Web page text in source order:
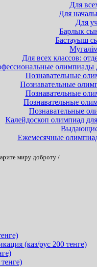
Для
Для
Для
Барлык
Бастауыш
Для всех классов:
олимпиады
Познавательные
Познавательные
Познавательные
Познавательные
Познавательные
Калейдоскоп олимпиад
Ежемесячные
миру доброту/
(каз/рус 200 тенге)